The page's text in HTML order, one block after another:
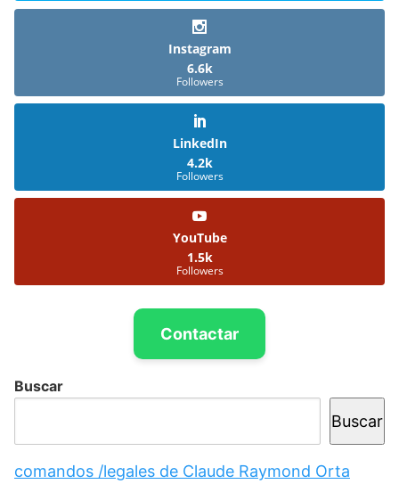
Instagram
6.6k
Followers
LinkedIn
4.2k
Followers
YouTube
1.5k
Followers
Contactar
Buscar
Buscar
comandos /legales de Claude Raymond Orta